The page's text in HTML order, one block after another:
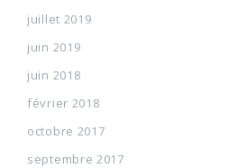
juillet 2019
juin 2019
juin 2018
février 2018
octobre 2017
septembre 2017